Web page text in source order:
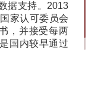
据支持。2013
家认可委员会
，并接受每两
国内较早通过